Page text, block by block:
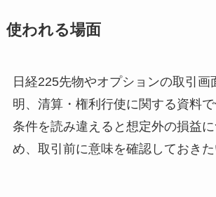
使われる場面
日経225先物やオプションの取引画
明、清算・権利行使に関する資料で
条件を読み違えると想定外の損益
め、取引前に意味を確認しておきた